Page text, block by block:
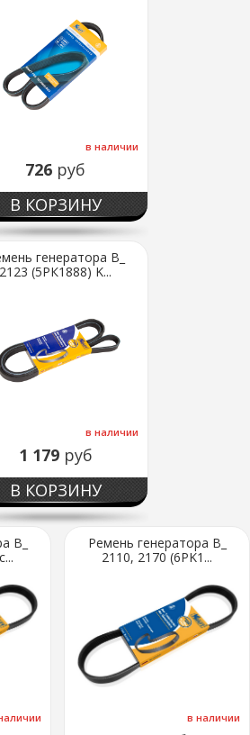
в наличии
726 руб
В КОРЗИНУ
генератора В_
2123 (5РК1888) K...
в наличии
1 179 руб
В КОРЗИНУ
В_
Ремень генератора В_
2110, 2170 (6PK1...
в наличии